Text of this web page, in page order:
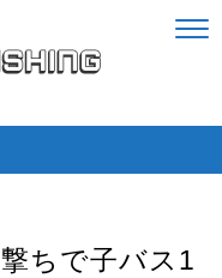
ちで子バス1